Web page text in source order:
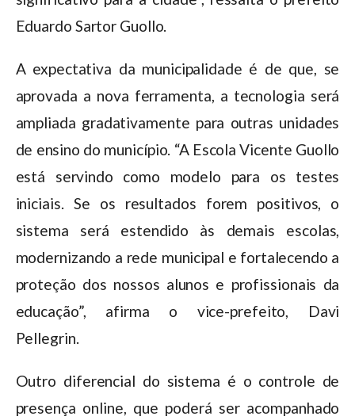
Eduardo Sartor Guollo.
A expectativa da municipalidade é de que, se
aprovada a nova ferramenta, a tecnologia será
ampliada gradativamente para outras unidades
de ensino do município. “A Escola Vicente Guollo
está servindo como modelo para os testes
iniciais. Se os resultados forem positivos, o
sistema será estendido às demais escolas,
modernizando a rede municipal e fortalecendo a
proteção dos nossos alunos e profissionais da
educação”, afirma o vice-prefeito, Davi
Pellegrin.
Outro diferencial do sistema é o controle de
presença online, que poderá ser acompanhado